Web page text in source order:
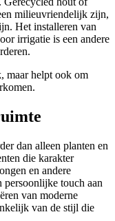
milieuvriendelijk zijn,
Het installeren van
irrigatie is een andere
maar helpt ook om
dan alleen planten en
die karakter
en andere
persoonlijke touch aan
van moderne
van de stijl die